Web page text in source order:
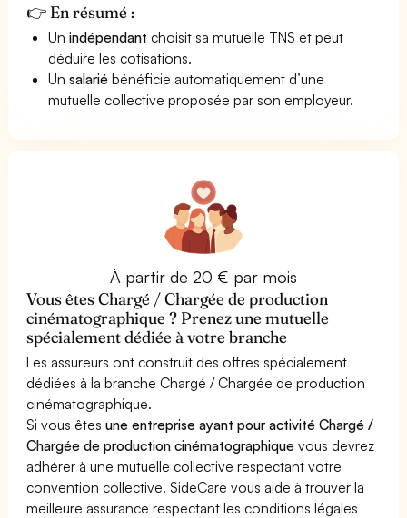
👉 En résumé :
Unindépendant choisit sa mutuelle TNS et peut
déduire les cotisations.
Unsalarié bénéficie automatiquement d’une
mutuelle collective proposée par son employeur.
À partir de 20 € par mois
Vous êtes Chargé / Chargée de production
cinématographique ? Prenez une mutuelle
spécialement dédiée à votre branche
Les assureurs ont construit des offres spécialement
dédiées à la branche Chargé / Chargée de production
cinématographique.
Si vous êtesune entreprise ayant pour activité Chargé /
Chargée de production cinématographique vous devrez
adhérer à une mutuelle collective respectant votre
convention collective. SideCare vous aide à trouver la
meilleure assurance respectant les conditions légales